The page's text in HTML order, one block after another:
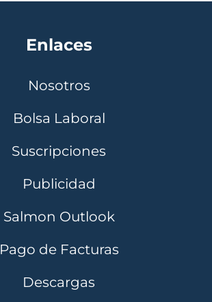
Enlaces
Nosotros
Bolsa Laboral
Suscripciones
Publicidad
Salmon Outlook
Pago de Facturas
Descargas